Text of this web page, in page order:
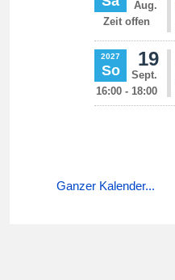
Ganzer Kalender...